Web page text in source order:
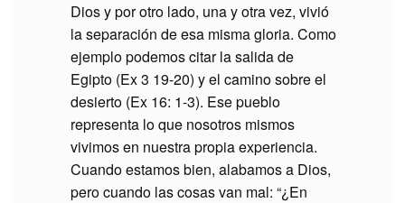
Dios y por otro lado, una y otra vez, vivió
la separación de esa misma gloria. Como
ejemplo podemos citar la salida de
Egipto (Ex 3 19-20) y el camino sobre el
desierto (Ex 16: 1-3). Ese pueblo
representa lo que nosotros mismos
vivimos en nuestra propia experiencia.
Cuando estamos bien, alabamos a Dios,
pero cuando las cosas van mal: “¿En